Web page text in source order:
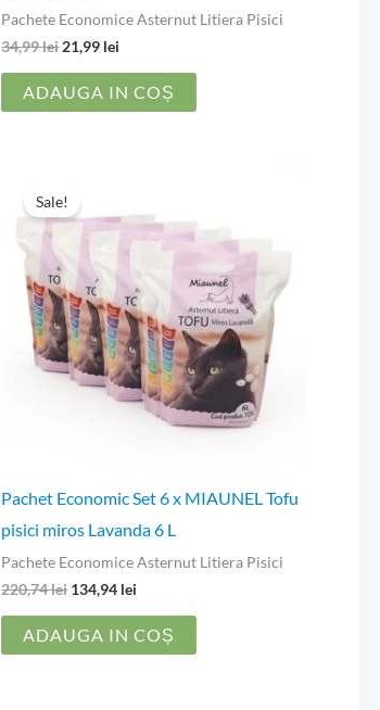
Pachete Economice Asternut Litiera Pisici
34,99lei 21,99 lei
ADAUGA IN COȘ
Sale!
Pachet Economic Set 6 x MIAUNEL Tofu
pisici miros Lavanda 6 L
Pachete Economice Asternut Litiera Pisici
220,74lei
a
fost:
220,74 lei.
134,94 lei
este:
134,94 lei.
ADAUGA IN COȘ